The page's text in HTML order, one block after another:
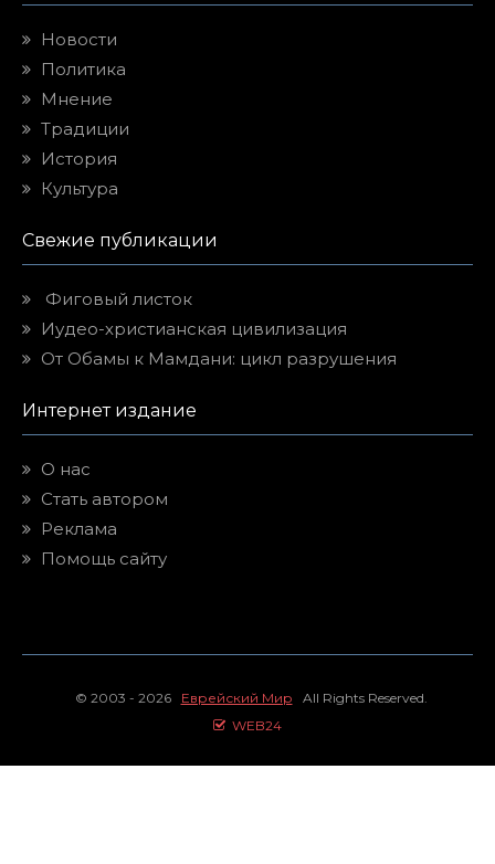
Новости
Политика
Мнение
Традиции
История
Культура
Свежие публикации
Фиговый листок
Иудео-христианская цивилизация
От Обамы к Мамдани: цикл разрушения
Интернет издание
О нас
Стать автором
Реклама
Помощь сайту
© 2003 - 2026 Еврейский Мир All Rights Reserved.
WEB24